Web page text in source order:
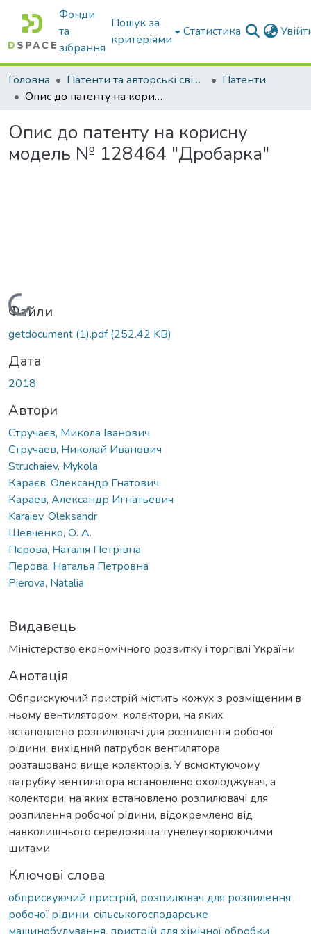
Фонди
та
зібрання
Пошук за
критеріями
Статистика
Головна Патенти та авторські свідоцтва
Патенти
Опис до патенту на корисну модель № 128464 "Дробарка"
Опис до патенту на корисну
модель № 128464 "Дробарка"
Вантажиться...
Файли
getdocument (1).pdf(252.42 KB)
Дата
2018
Автори
Стручаєв, Микола Іванович
Стручаев, Николай Иванович
Struchaiev, Mykola
Караєв, Олександр Гнатович
Караев, Александр Игнатьевич
Karaiev, Oleksandr
Шевченко, О. А.
Пєрова, Наталія Петрівна
Перова, Наталья Петровна
Pierova, Natalia
Видавець
Міністерство економічного розвитку і торгівлі України
Анотація
Обприскуючий пристрій містить кожух з розміщеним в
ньому вентилятором, колектори, на яких
встановлено розпилювачі для розпилення робочої
рідини, вихідний патрубок вентилятора
розташовано вище колекторів. У всмоктуючому
патрубку вентилятора встановлено охолоджувач, а
колектори, на яких встановлено розпилювачі для
розпилення робочої рідини, відокремлено від
навколишнього середовища тунелеутворюючими
щитами
Ключові слова
обприскуючий пристрій, розпилювач для розпилення
робочої рідини, сільськогосподарське